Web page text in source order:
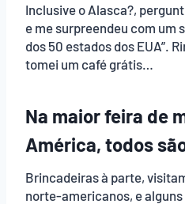
Inclusive o Alasca?,
e me surpreendeu com um
dos 50 estados dos EUA”.
tomei um café grátis…
Na maior feira de
América, todos
Brincadeiras à parte,
norte-americanos, e